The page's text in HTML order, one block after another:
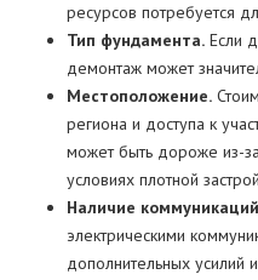
ресурсов потребуется
Тип фундамента. Если
демонтаж может
Местоположение.
региона и доступа к
может быть дороже из-
условиях плотной
Наличие
электрическими
дополнительных усилий и